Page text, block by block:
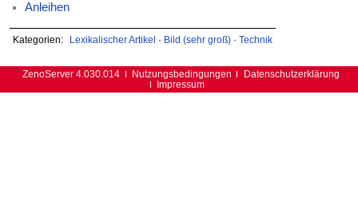
Anleihen
Kategorien: Lexikalischer Artikel · Bild (sehr groß)· Technik
ZenoServer 4.030.014 Nutzungsbedingungen
Datenschutzerklärung
Impressum